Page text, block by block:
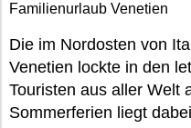
Familienurlaub Venetien
Die im Nordosten von
Venetien lockte in den
Touristen aus aller Welt
Sommerferien liegt